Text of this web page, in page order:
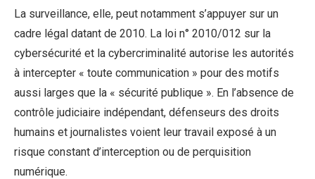
La surveillance, elle, peut notamment s’appuyer sur un
cadre légal datant de 2010. La loi n° 2010/012 sur la
cybersécurité et la cybercriminalité autorise les autorités
à intercepter « toute communication » pour des motifs
aussi larges que la « sécurité publique ». En l’absence de
contrôle judiciaire indépendant, défenseurs des droits
humains et journalistes voient leur travail exposé à un
risque constant d’interception ou de perquisition
numérique.